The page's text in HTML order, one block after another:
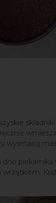
wysmaruj
dno
wrzątkiem.